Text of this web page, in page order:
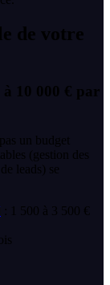
de votre
à 10 000 € par
un budget
(gestion des
leads) se
: 1 500 à 3 500 €